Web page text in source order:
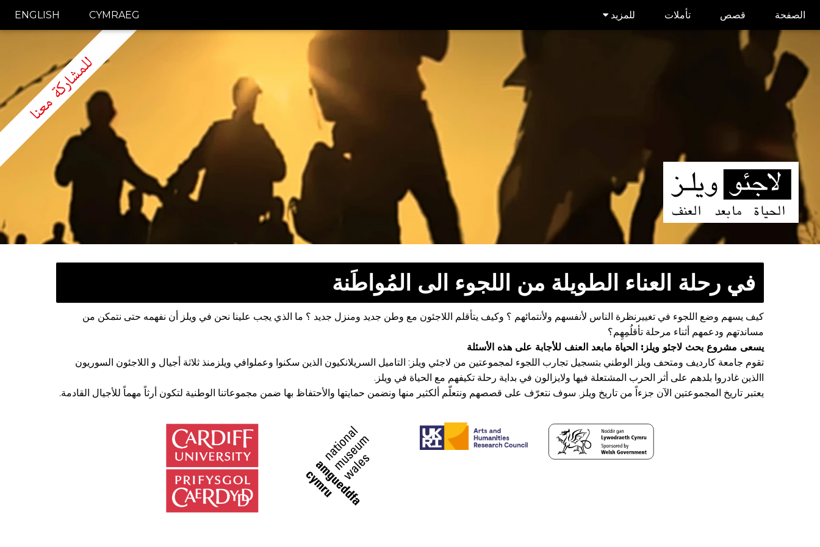
ENGLISH CYMRAEG للمزيد تأملات قصص الصفحة
في رحلة العناء الطويلة من اللجوء الى المُواطَنة
كيف يسهم وضع اللجوء في تغييرنظرة الناس لأنفسهم ولأنتمائهم ؟ وكيف يتأقلم اللاجئون مع وطن جديد ومنزل جديد ؟ ما الذي يجب علينا نحن في ويلز أن نفهمه حتى نتمكن من
مساندتهم ودعمهم أثناء مرحلة تأقلُمِهِم؟
يسعى مشروع بحث لاجئو ويلز: الحياة مابعد العنف للأجابة على هذه الأسئلة
تقوم جامعة كارديف ومتحف ويلز الوطني بتسجيل تجارب اللجوء لمجموعتين من لاجئي ويلز: التاميل السريلانكيون الذين سكنوا وعملوافي ويلزمنذ ثلاثة أجيال و اللاجئون السوريون
االذين غادروا بلدهم على أثر الحرب المشتعلة فيها ولايزالون في بداية رحلة تكيفهم مع الحياة في ويلز.
يعتبر تاريخ المجموعتين الآن جزءاً من تاريخ ويلز. سوف نتعرّف على قصصهم ونتعلّم ألكثير منها ونضمن حمايتها والأحتفاظ بها ضمن مجموعاتنا الوطنية لتكون أرثاً مهماً للأجيال القادمة.